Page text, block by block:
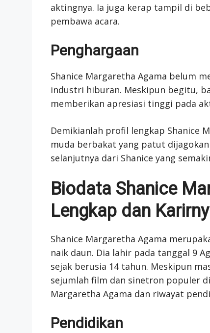
aktingnya. Ia juga kerap tampil di
pembawa acara.
Penghargaan
Shanice Margaretha Agama belum
industri hiburan. Meskipun begitu,
memberikan apresiasi tinggi pada
Demikianlah profil lengkap Shanice
muda berbakat yang patut
selanjutnya dari Shanice yang
Biodata Shanice
Lengkap dan
Shanice Margaretha Agama
naik daun. Dia lahir pada tanggal 9
sejak berusia 14 tahun. Meskipun
sejumlah film dan sinetron populer
Margaretha Agama dan riwayat
Pendidikan